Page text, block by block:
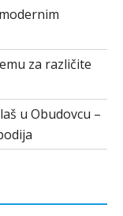
za različite
u Obudovcu –